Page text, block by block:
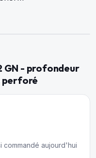
GN - profondeur
perforé
commandé aujourd'hui